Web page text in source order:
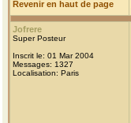
Revenir en haut de page
Jofrere
Super Posteur
Inscrit le: 01 Mar 2004
Messages: 1327
Localisation: Paris